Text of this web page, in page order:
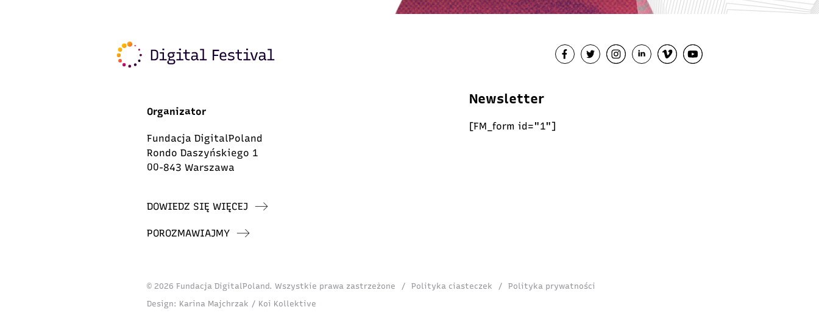
Organizator
Fundacja DigitalPoland
Rondo Daszyńskiego 1
00-843 Warszawa
DOWIEDZ SIĘ WIĘCEJ
POROZMAWIAJMY
Newsletter
[FM_form id="1"]
© 2026 Fundacja DigitalPoland. Wszystkie prawa zastrzeżone / Polityka ciasteczek /
Polityka prywatności
Design: Karina Majchrzak / Koi Kollektive